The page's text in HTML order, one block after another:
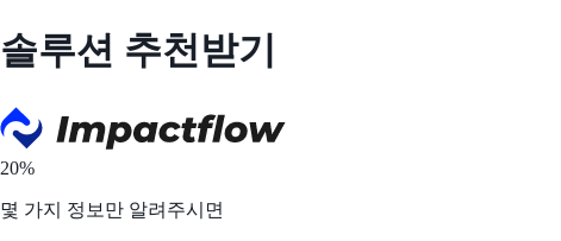
솔루션 추천받기
20%
몇 가지 정보만 알려주시면